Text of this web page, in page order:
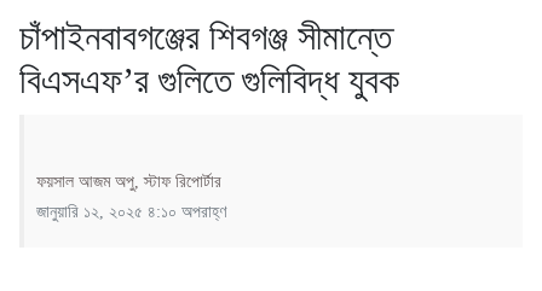
চাঁপাইনবাবগঞ্জের শিবগঞ্জ সীমান্তে
বিএসএফ’র গুলিতে গুলিবিদ্ধ যুবক
ফয়সাল আজম অপু, স্টাফ রিপোর্টার
জানুয়ারি ১২, ২০২৫ ৪:১০ অপরাহ্ণ